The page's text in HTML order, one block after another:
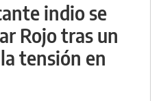
indio se
Rojo tras un
tensión en